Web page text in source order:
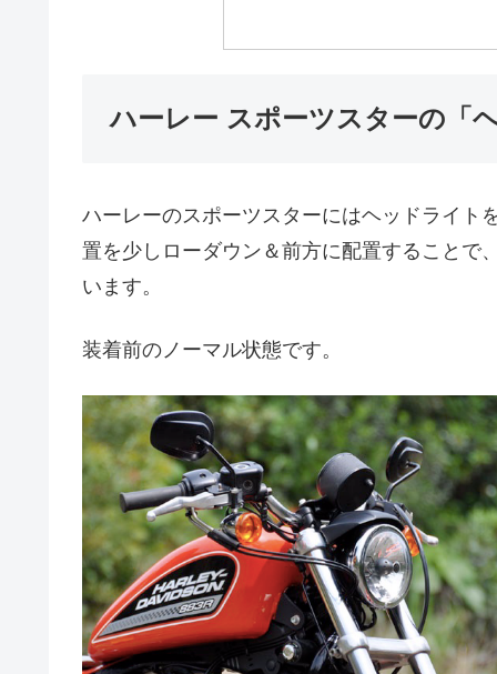
ハーレー スポーツスターの「
ハーレーのスポーツスターにはヘッドライト
置を少しローダウン＆前方に配置することで
います。
装着前のノーマル状態です。